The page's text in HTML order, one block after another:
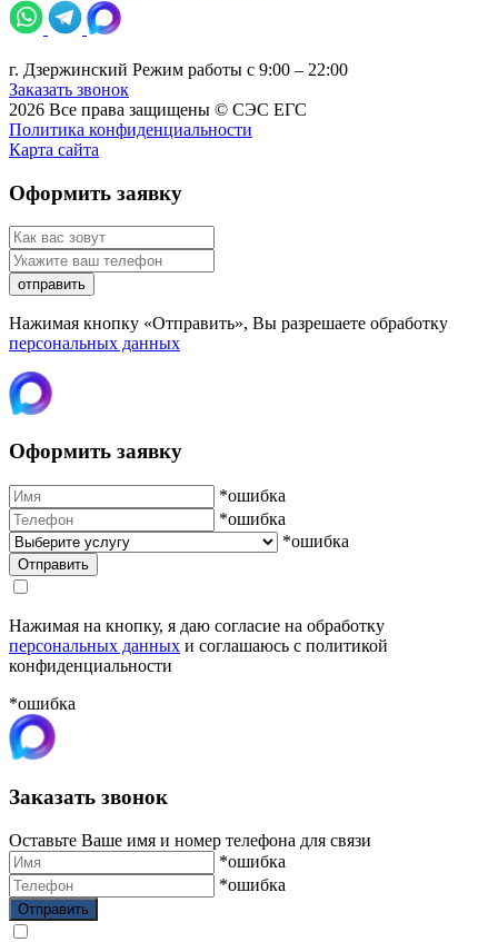
г. Дзержинский Режим работы с 9:00 – 22:00
Заказать звонок
2026 Все права защищены © СЭС ЕГС
Политика конфиденциальности
Карта сайта
Оформить заявку
отправить
Нажимая кнопку «Отправить», Вы разрешаете обработку
персональных данных
Оформить заявку
*ошибка
*ошибка
*ошибка
Нажимая на кнопку, я даю согласие на обработку
персональных данных и соглашаюсь с политикой
конфиденциальности
*ошибка
Заказать звонок
Оставьте Ваше имя и номер телефона для связи
*ошибка
*ошибка